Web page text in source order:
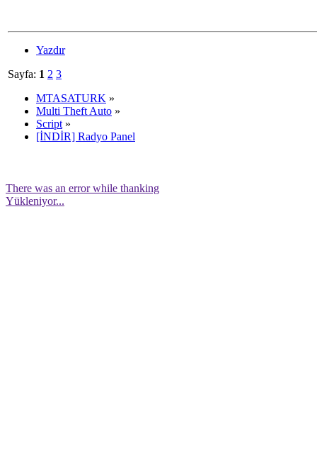
Yazdır
Sayfa: 1 2 3
MTASATURK »
Multi Theft Auto »
Script »
[İNDİR] Radyo Panel
There was an error while thanking
Yükleniyor...